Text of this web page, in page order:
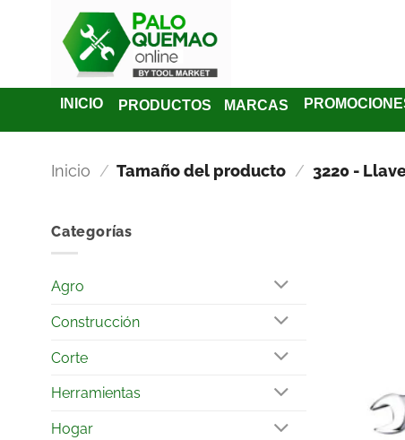
INICIO PRODUCTOS MARCAS
Inicio / Tamaño del producto / 3220 -
Categorías
Agro
Construcción
Corte
Herramientas
Hogar